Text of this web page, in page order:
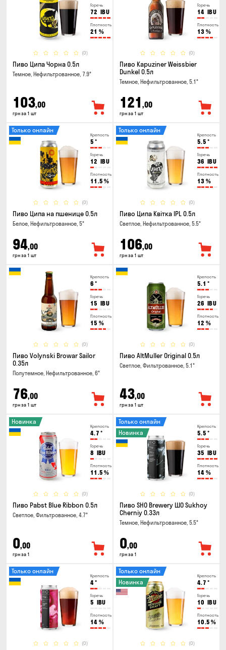
Горечь
72 IBU
Плотность
21 %
(0)
Пиво Ципа Чорна 0.5л
Темное, Нефильтрованное, 7.9°
103,00
грн за 1 шт
Горечь
14 IBU
Плотность
13 %
(0)
Пиво Kapuziner Weissbier
Dunkel 0.5л
Темное, Нефильтрованное, 5.1°
121 ,00
грн за 1 шт
Крепость
5 °
Горечь
12 IBU
Плотность
11.5 %
(0)
Только онлайн
Пиво Ципа на пшенице 0.5л
Белое, Нефильтрованное, 5°
94,00
грн за 1 шт
Крепость
5.5 °
Горечь
36 IBU
Плотность
13 %
(0)
Только онлайн
Пиво Ципа Квітка IPL 0.5л
Светлое, Нефильтрованное, 5.5°
106,00
грн за 1 шт
Крепость
6 °
Горечь
15 IBU
Плотность
15 %
(0)
Пиво Volynski Browar Sailor
0.35л
Полутемное, Нефильтрованное, 6°
76,00
грн за 1 шт
Крепость
5.1 °
Горечь
26 IBU
Плотность
12 %
(0)
Пиво AltMuller Original 0.5л
Светлое, Фильтрованное, 5.1°
43,00
грн за 1 шт
Крепость
4.7 °
Горечь
8 IBU
Плотность
11.5 %
(0)
Новинка
Пиво Pabst Blue Ribbon 0.5л
Светлое, Фильтрованное, 4.7°
0,00
грн за 1
Крепость
5.5 °
Горечь
35 IBU
Плотность
14 %
(0)
Только онлайн
Новинка
Пиво SHO Brewery ШО Sukhoy
Cherniy 0.33л
Темное, Нефильтрованное, 5.5°
0,00
грн за 1
Крепость
4°
Горечь
5 IBU
Плотность
14 %
(0)
Только онлайн
Крепость
4.7 °
Горечь
10 IBU
Плотность
10.5 %
(0)
Только онлайн
Новинка